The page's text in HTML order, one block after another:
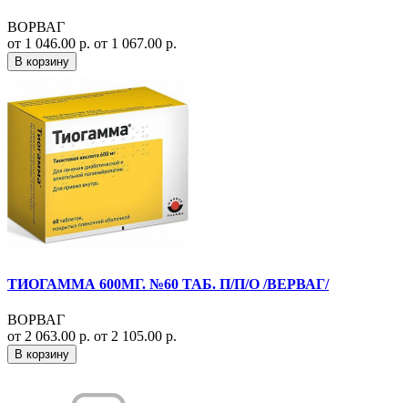
ВОРВАГ
от 1 046.00 р. от 1 067.00 р.
В корзину
ТИОГАММА 600МГ. №60 ТАБ. П/П/О /ВЕРВАГ/
ВОРВАГ
от 2 063.00 р. от 2 105.00 р.
В корзину